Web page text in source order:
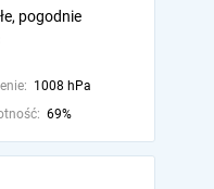
pogodnie
1008 hPa
69%